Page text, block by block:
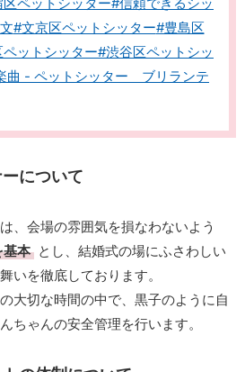
ペットシッター#信頼できるシッ
#文京区ペットシッター#豊島区
ットシッター#渋谷区ペットシッ
曲 - ペットシッター ブリランテ
について
、会場の雰囲気を損なわないよう
基本とし、結婚式の場にふさわしい
いを徹底しております。
大切な時間の中で、黒子のように自
ちゃんの安全管理を行います。